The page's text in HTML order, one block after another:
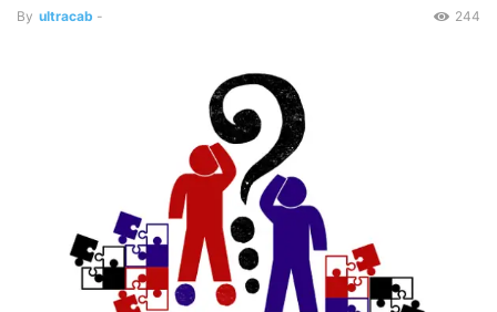
By ultracab - 244